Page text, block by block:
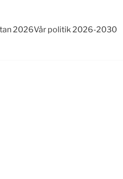
2026Vår politik 2026-2030